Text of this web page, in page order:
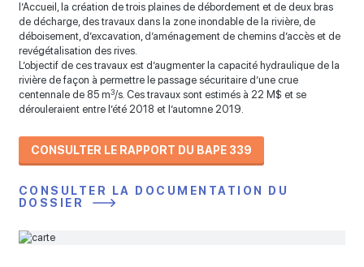
l’Accueil, la création de trois plaines de débordement et de deux bras
de décharge, des travaux dans la zone inondable de la rivière, de
déboisement, d’excavation, d’aménagement de chemins d’accès et de
revégétalisation des rives.
L’objectif de ces travaux est d’augmenter la capacité hydraulique de la
rivière de façon à permettre le passage sécuritaire d’une crue
centennale de 85 m3/s. Ces travaux sont estimés à 22 M$ et se
dérouleraient entre l’été 2018 et l’automne 2019.
CONSULTER LE RAPPORT DU BAPE 339
CONSULTER LA DOCUMENTATION DU
DOSSIER